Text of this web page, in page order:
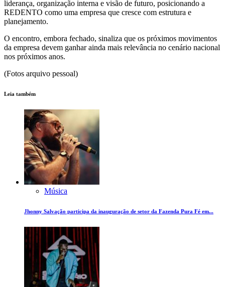
liderança, organização interna e visão de futuro, posicionando a
REDENTO como uma empresa que cresce com estrutura e
planejamento.
O encontro, embora fechado, sinaliza que os próximos movimentos
da empresa devem ganhar ainda mais relevância no cenário nacional
nos próximos anos.
(Fotos arquivo pessoal)
Leia também
Música
Jhonny Salvação participa da inauguração de setor da Fazenda Pura Fé em...